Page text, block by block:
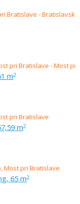
m2
m2
65 m2